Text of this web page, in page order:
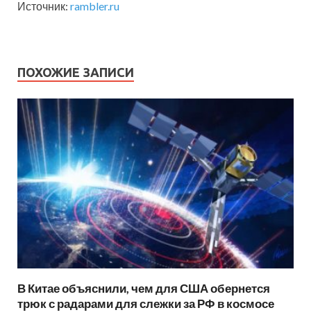
Источник: rambler.ru
ПОХОЖИЕ ЗАПИСИ
В Китае объяснили, чем для США обернется
трюк с радарами для слежки за РФ в космосе